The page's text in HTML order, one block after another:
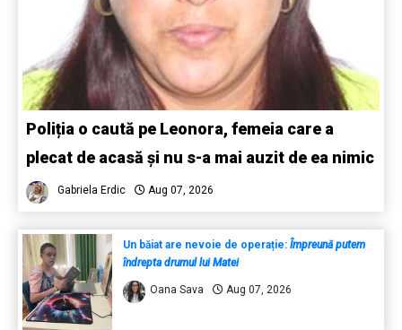
Poliția o caută pe Leonora, femeia care a
plecat de acasă și nu s-a mai auzit de ea nimic
Gabriela Erdic Aug 07, 2026
Un băiat are nevoie de operație: Împreună putem
îndrepta drumul lui Matei
Oana Sava Aug 07, 2026